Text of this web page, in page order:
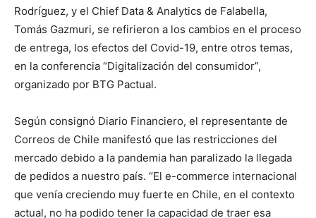
Rodríguez, y el Chief Data & Analytics de Falabella,
Tomás Gazmuri, se refirieron a los cambios en el proceso
de entrega, los efectos del Covid-19, entre otros temas,
en la conferencia “Digitalización del consumidor”,
organizado por BTG Pactual.
Según consignó Diario Financiero, el representante de
Correos de Chile manifestó que las restricciones del
mercado debido a la pandemia han paralizado la llegada
de pedidos a nuestro país. “El e-commerce internacional
que venía creciendo muy fuerte en Chile, en el contexto
actual, no ha podido tener la capacidad de traer esa